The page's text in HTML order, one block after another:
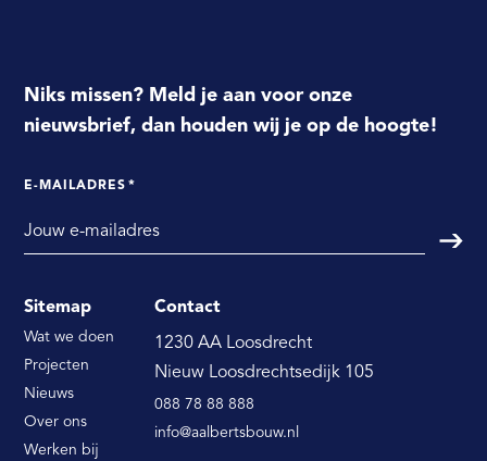
Niks missen? Meld je aan voor onze
nieuwsbrief, dan houden wij je op de hoogte!
E-MAILADRES *
Sitemap
Wat we doen
Projecten
Nieuws
Over ons
Werken bij
Contact
1230 AA Loosdrecht
Nieuw Loosdrechtsedijk 105
088 78 88 888
info@aalbertsbouw.nl